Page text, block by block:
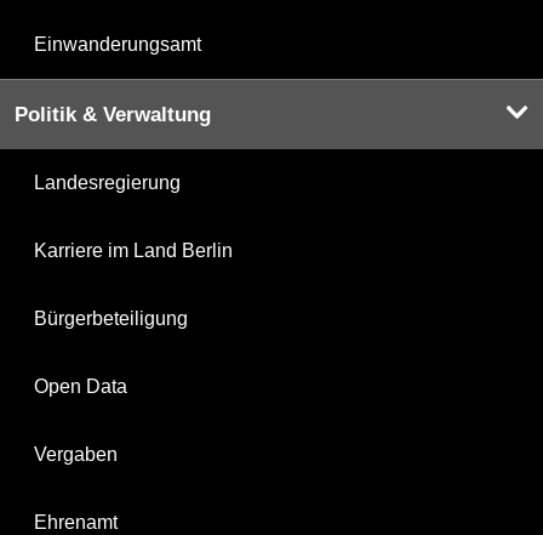
Einwanderungsamt
Politik & Verwaltung
Landesregierung
Karriere im Land Berlin
Bürgerbeteiligung
Open Data
Vergaben
Ehrenamt